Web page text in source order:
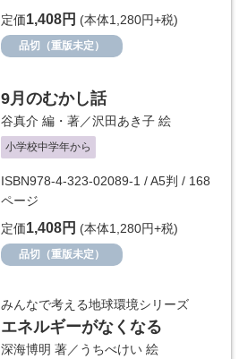
定価1,408円 (本体1,280円+税)
品切（重版未定）
9月のむかし話
谷真介 編・著／沢田あき子 絵
小学校中学年から
ISBN978-4-323-02089-1 / A5判 / 168
ページ
定価1,408円 (本体1,280円+税)
品切（重版未定）
みんなで考える地球環境シリーズ
エネルギーがなくなる
深海博明 著／ うちべけい 絵